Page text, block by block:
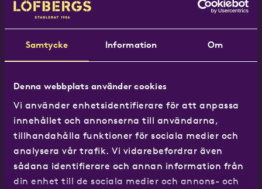
Samtycke Information Om
Denna webbplats använder cookies
Vi använder enhetsidentifierare för att anpassa
innehållet och annonserna till användarna,
tillhandahålla funktioner för sociala medier och
analysera vår trafik. Vi vidarebefordrar även
sådana identifierare och annan information från
din enhet till de sociala medier och annons- och
Webbshop
Hela bönor
ICE
Presskaffe
Specialkaffe
Kaffetillbehör